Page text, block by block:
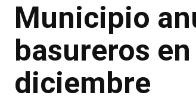
Municipio
basureros
diciembre